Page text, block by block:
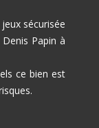
sécurisée
Papin à
ce bien est